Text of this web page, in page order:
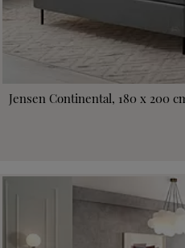
Jensen Continental, 180 x 200